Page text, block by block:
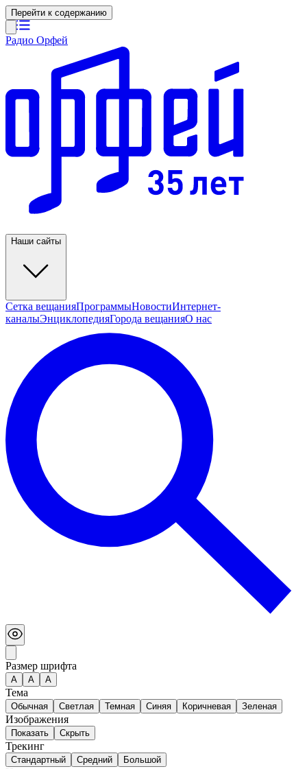
Перейти к содержанию
Радио Орфей
Наши сайты
Сетка вещанияПрограммыНовостиИнтернет-
каналыЭнциклопедияГорода вещанияО нас
Размер шрифта
А A A
Тема
Обычная Светлая Темная Синяя Коричневая Зеленая
Изображения
Показать Скрыть
Трекинг
Стандартный Средний Большой